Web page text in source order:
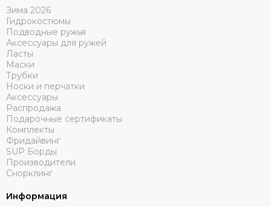
Зима 2026
Гидрокостюмы
Подводные ружья
Аксессуары для ружей
Ласты
Маски
Трубки
Носки и перчатки
Аксессуары
Распродажа
Подарочные сертификаты
Комплекты
Фридайвинг
SUP Борды
Производители
Снорклинг
Информация